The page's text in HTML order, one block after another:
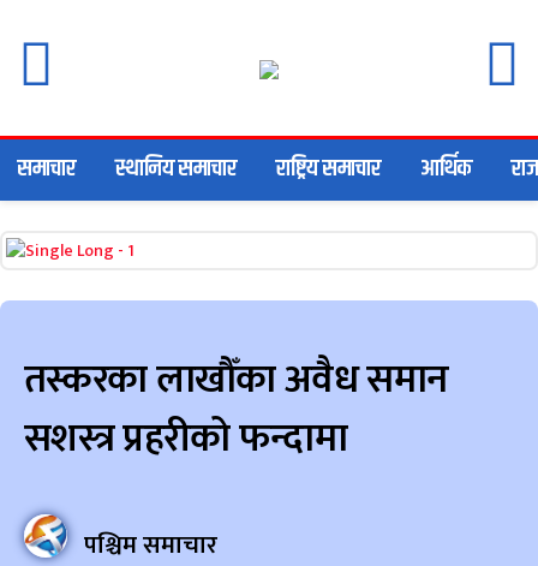
समाचार स्थानिय समाचार राष्ट्रिय समाचार आर्थिक
तस्करका लाखौँका अवैध समान
सशस्त्र प्रहरीको फन्दामा
पश्चिम समाचार